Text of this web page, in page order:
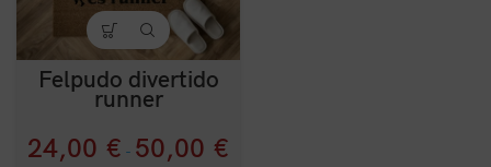
Felpudo divertido
runner
24,00 € - 50,00 €